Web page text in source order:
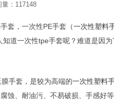
量：117148
套，一次性PE手套（一次性塑料
道一次性tpe手套呢？难道是因
手套，是较为高端的一次性塑料
蚀、耐油污、不易破损、手感好等